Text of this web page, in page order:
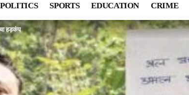
POLITICS SPORTS EDUCATION CRIME
हड़कंप